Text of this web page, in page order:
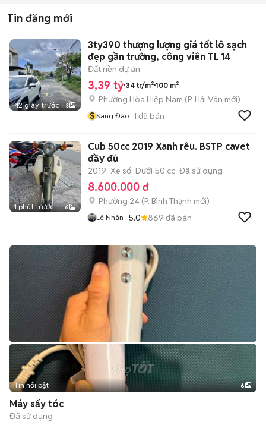
Tin đăng mới
42 giây trước 3
3ty390 thượng lượng giá tốt lô sạch
đẹp gần trường, công viên TL 14
Đất nền dự án
3,39 tỷ 34 tr/m² 100 m²
Phường Hòa Hiệp Nam (P. Hải Vân mới)
S Sang Đào 1 đã bán
1 phút trước 6
Cub 50cc 2019 Xanh rêu. BSTP cavet
đầy đủ
2019 Xe số Dưới 50 cc Đã sử dụng
8.600.000 đ
Phường 24 (P. Bình Thạnh mới)
Lê Nhân 5.0 869 đã bán
+2
Tin nổi bật 6
Máy sấy tóc
Đã sử dụng